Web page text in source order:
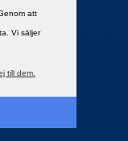
att
Vi säljer
till dem.